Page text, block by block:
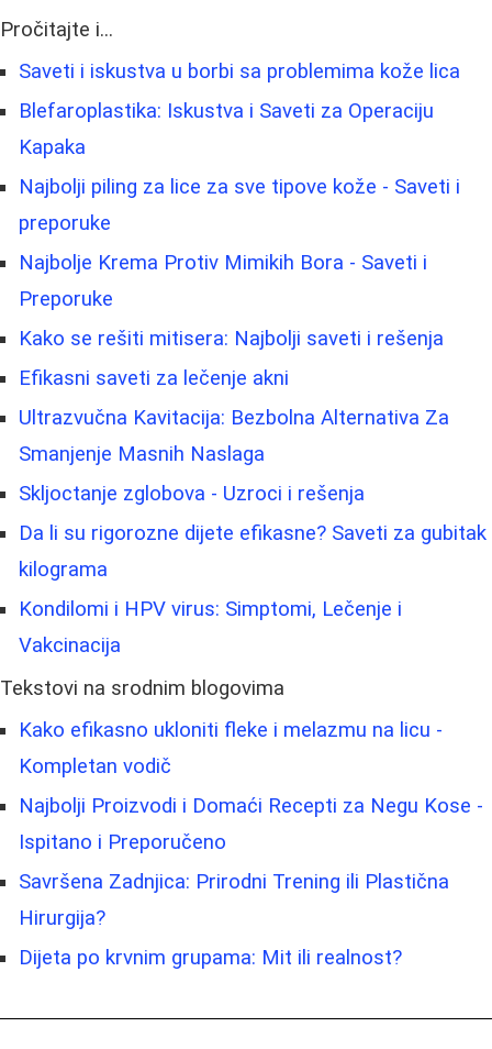
Pročitajte i...
Saveti i iskustva u borbi sa problemima kože lica
Blefaroplastika: Iskustva i Saveti za Operaciju
Kapaka
Najbolji piling za lice za sve tipove kože - Saveti i
preporuke
Najbolje Krema Protiv Mimikih Bora - Saveti i
Preporuke
Kako se rešiti mitisera: Najbolji saveti i rešenja
Efikasni saveti za lečenje akni
Ultrazvučna Kavitacija: Bezbolna Alternativa Za
Smanjenje Masnih Naslaga
Skljoctanje zglobova - Uzroci i rešenja
Da li su rigorozne dijete efikasne? Saveti za gubitak
kilograma
Kondilomi i HPV virus: Simptomi, Lečenje i
Vakcinacija
Tekstovi na srodnim blogovima
Kako efikasno ukloniti fleke i melazmu na licu -
Kompletan vodič
Najbolji Proizvodi i Domaći Recepti za Negu Kose -
Ispitano i Preporučeno
Savršena Zadnjica: Prirodni Trening ili Plastična
Hirurgija?
Dijeta po krvnim grupama: Mit ili realnost?